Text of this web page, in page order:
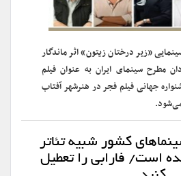
«زیر درختان زیتون» اثر ماندگار
مطرح سینمای ایران به عنوان فیلم
جهانی فیلم فجر در هنرشهر آفتاب
کشور شبیه تئاتر
است/ فارابی را تعطیل